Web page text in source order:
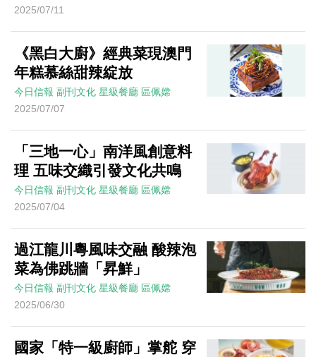
2025/07/11
《黑白大廚》經典菜現澳門
年糕慕絲甜辣綻放
今日信報 副刊文化 星級餐廳 區佩嫦
2025/07/07
「三地一心」南洋風創意料
理 五味交織引發文化共鳴
今日信報 副刊文化 星級餐廳 區佩嫦
2025/07/04
過江龍川粵風味交融 酸辣泡
菜為佛跳牆「昇鮮」
今日信報 副刊文化 星級餐廳 區佩嫦
2025/06/30
國家「特一級廚師」掌舵 穿